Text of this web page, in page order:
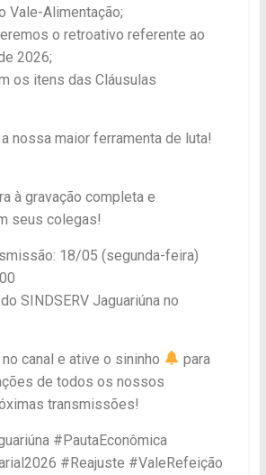
Vale-Alimentação;
o retroativo referente ao
2026;
os itens das Cláusulas
nossa maior ferramenta de luta!
à gravação completa e
seus colegas!
18/05 (segunda-feira)
SINDSERV Jaguariúna no
canal e ative o sininho
para
de todos os nossos
transmissões!
#PautaEconômica
#Reajuste #ValeRefeição